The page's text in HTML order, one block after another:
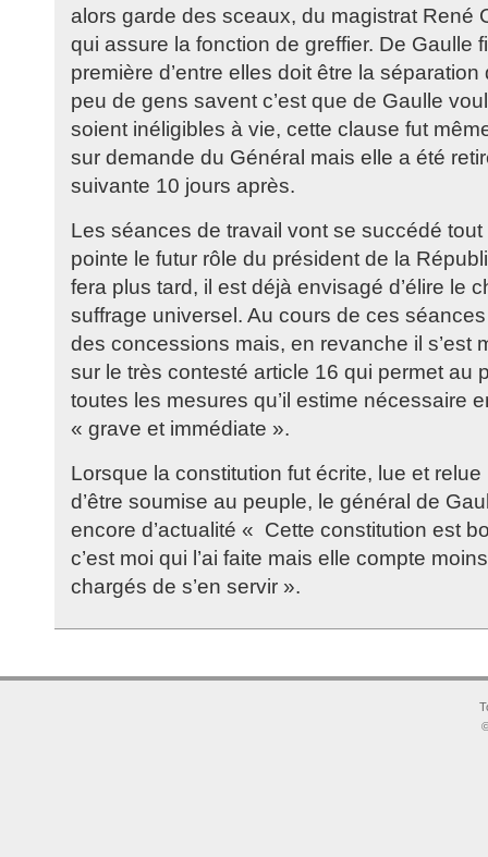
alors garde des sceaux, du magistrat René
qui assure la fonction de greffier. De Gaulle
première d’entre elles doit être la
peu de gens savent c’est que de Gaulle
soient inéligibles à vie, cette clause fut
sur demande du Général mais elle a été
suivante 10 jours après.
Les séances de travail vont se succédé tout
pointe le futur rôle du président de la
fera plus tard, il est déjà envisagé d’élire le
suffrage universel. Au cours de ces
des concessions mais, en revanche il s’est
sur le très contesté article 16 qui permet au
toutes les mesures qu’il estime nécessaire
« grave et immédiate ».
Lorsque la constitution fut écrite, lue et
d’être soumise au peuple, le général de
encore d’actualité « Cette constitution est
c’est moi qui l’ai faite mais elle compte
chargés de s’en servir ».